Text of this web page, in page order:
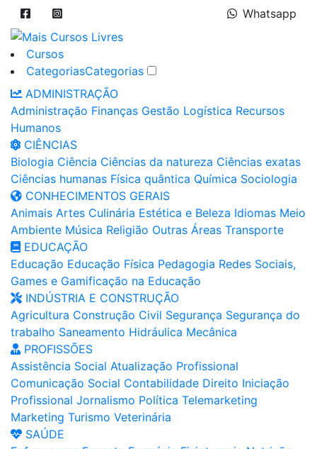
Whatsapp
Cursos
CategoriasCategorias
ADMINISTRAÇÃO
Administração Finanças Gestão Logística Recursos
Humanos
CIÊNCIAS
Biologia Ciência Ciências da natureza Ciências exatas
Ciências humanas Física quântica Química Sociologia
CONHECIMENTOS GERAIS
Animais Artes Culinária Estética e Beleza Idiomas Meio
Ambiente Música Religião Outras Áreas Transporte
EDUCAÇÃO
Educação Educação Física Pedagogia Redes Sociais,
Games e Gamificação na Educação
INDÚSTRIA E CONSTRUÇÃO
Agricultura Construção Civil Segurança Segurança do
trabalho Saneamento Hidráulica Mecânica
PROFISSÕES
Assistência Social Atualização Profissional
Comunicação Social Contabilidade Direito Iniciação
Profissional Jornalismo Política Telemarketing
Marketing Turismo Veterinária
SAÚDE